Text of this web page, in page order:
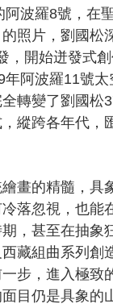
波羅8號，在
照片，劉國松
，開始迸發式
阿波羅11號
轉變了劉國松
縱跨各年代，
畫的精髓，具
落忽視，也能
，甚至在抽象
藏組曲系列創
步，進入極致
目仍是具象的